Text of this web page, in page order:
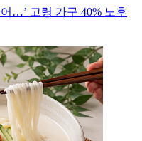
…’ 고령 가구 40% 노후